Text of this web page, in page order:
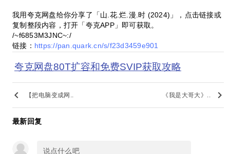
我用夸克网盘给你分享了「山.花.烂.漫.时 (2024)」，点击链接或
复制整段内容，打开「夸克APP」即可获取。
/~f6853M3JNC~:/
链接： https://pan.quark.cn/s/f23d3459e901
夸克网盘80T扩容和免费SVIP获取攻略
keyboard_arrow_left 【把电脑变成网.. 《我是大哥大》.. keyboard_arrow_right
最新回复